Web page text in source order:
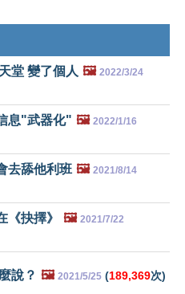
堂 變了個人 🖼️ 2022/3/24
息"武器化" 🖼️ 2022/1/16
去舔他利班 🖼️ 2021/8/14
《抉擇》 🖼️ 2021/7/22
說？ 🖼️ 2021/5/25 (189,369次)